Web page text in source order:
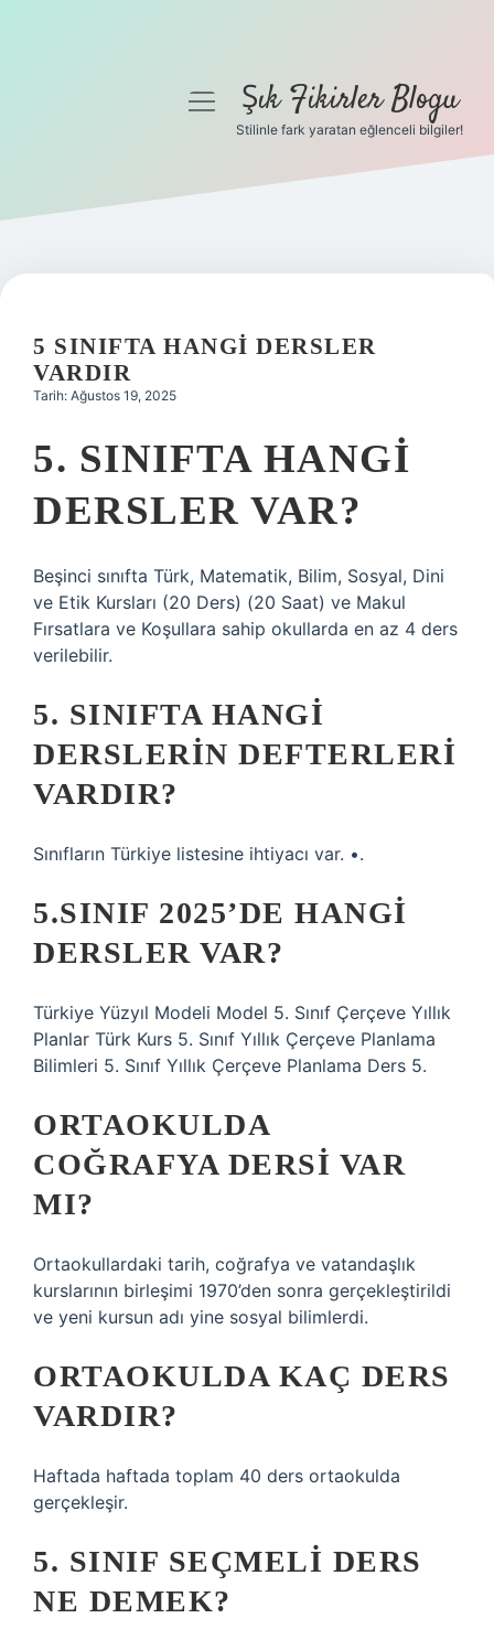
Gizlilik Politikası
Yasal Uyarı
menüyüŞık Fikirler Blogu
Stilinle fark yaratan eğlenceli bilgiler!
5 SINIFTA HANGI DERSLER
VARDIR
Tarih: Ağustos 19, 2025
5. SINIFTA HANGI
DERSLER VAR?
Beşinci sınıfta Türk, Matematik, Bilim, Sosyal, Dini
ve Etik Kursları (20 Ders) (20 Saat) ve Makul
Fırsatlara ve Koşullara sahip okullarda en az 4 ders
verilebilir.
5. SINIFTA HANGI
DERSLERIN DEFTERLERI
VARDIR?
Sınıfların Türkiye listesine ihtiyacı var. •.
5.SINIF 2025’DE HANGI
DERSLER VAR?
Türkiye Yüzyıl Modeli Model 5. Sınıf Çerçeve Yıllık
Planlar Türk Kurs 5. Sınıf Yıllık Çerçeve Planlama
Bilimleri 5. Sınıf Yıllık Çerçeve Planlama Ders 5.
ORTAOKULDA
COĞRAFYA DERSI VAR
MI?
Ortaokullardaki tarih, coğrafya ve vatandaşlık
kurslarının birleşimi 1970’den sonra gerçekleştirildi
ve yeni kursun adı yine sosyal bilimlerdi.
ORTAOKULDA KAÇ DERS
VARDIR?
Haftada haftada toplam 40 ders ortaokulda
gerçekleşir.
5. SINIF SEÇMELI DERS
NE DEMEK?